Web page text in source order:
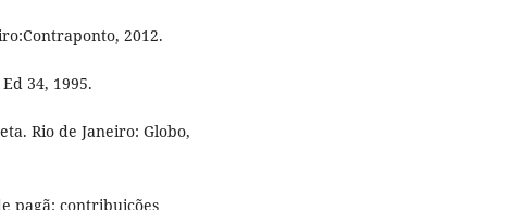
2012.
Ed 34, 1995.
Rio de Janeiro: Globo,
pagã: contribuições